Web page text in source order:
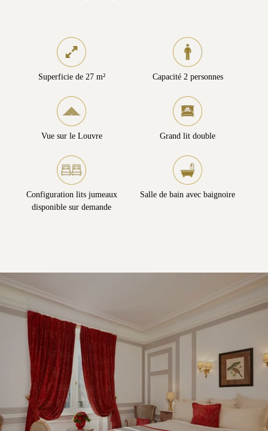
Superficie de 27 m² Capacité 2 personnes
Vue sur le Louvre Grand lit double
Configuration lits jumeaux
disponible sur demande
Salle de bain avec baignoire